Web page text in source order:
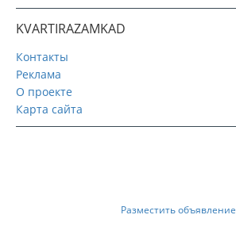
KVARTIRAZAMKAD
Контакты
Реклама
О проекте
Карта сайта
Разместить объявление